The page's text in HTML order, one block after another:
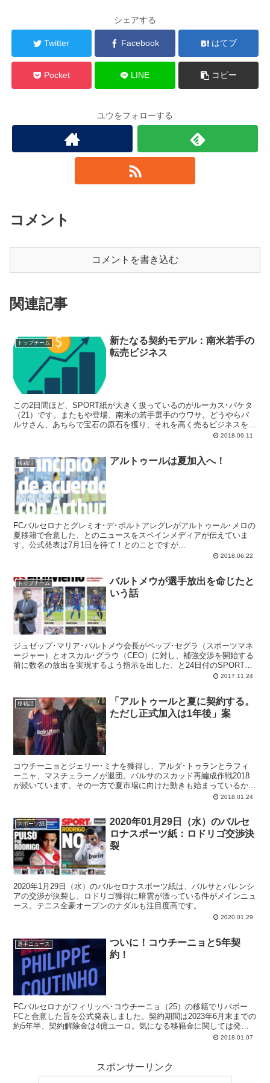
シェアする
Twitter Facebook はてブ
Pocket LINE コピー
ユウをフォローする
コメント
コメントを書き込む
関連記事
トップチーム
新たなる契約モデル：南米若手の
転売ビジネス
この2日間ほど、SPORT紙が大きく扱っているのがルーカス･パケタ
（21）です。またもや登場、南米の若手選手のウワサ。どうやらバ
ルサさん、あちらで宝石の原石を獲り、それを高く売るビジネスを新
2018.09.11
移籍話 アルトゥールは夏加入へ！
FCバルセロナとグレミオ･デ･ポルトアレグレがアルトゥール･メロの
夏移籍で合意した、とのニュースをスペインメディアが伝えていま
す。公式発表は7月1日を待て！とのことですが...
2018.06.22
トップチーム
バルトメウが選手放出を命じたと
いう話
ジュゼップ･マリア･バルトメウ会長がペップ･セグラ（スポーツマネ
ージャー）とオスカル･グラウ（CEO）に対し、補強交渉を開始する
前に数名の放出を実現するよう指示を出した、と24日付のSPORTは
伝えています。二人は補強・放出における交渉と管理の担当者です。
2017.11.24
移籍話
「アルトゥールと夏に契約する。
ただし正式加入は1年後」案
コウチーニョとジェリー･ミナを獲得し、アルダ･トゥランとラフィ
ーニャ、マスチェラーノが退団。バルサのスカッド再編成作戦2018
が続いています。その一方で夏市場に向けた動きも始まっているか
ら、強化技術部は大忙し。24日のMDは、アルトゥールとの契約を大
2018.01.24
スポーツ紙
2020年01月29日（水）のバルセ
ロナスポーツ紙：ロドリゴ交渉決
裂
2020年1月29日（水）のバルセロナスポーツ紙は、バルサとバレンシ
アの交渉が決裂し、ロドリゴ獲得に暗雲が漂っている件がメインニュ
ース。テニス全豪オープンのナダルも注目度高です。
2020.01.29
選手ニュース
ついに！コウチーニョと5年契
約！
FCバルセロナがフィリッペ･コウチーニョ（25）の移籍でリバポー
FCと合意した旨を公式発表しました。契約期間は2023年6月末までの
約5年半、契約解除金は4億ユーロ。気になる移籍金に関しては発表
2018.01.07
スポンサーリンク